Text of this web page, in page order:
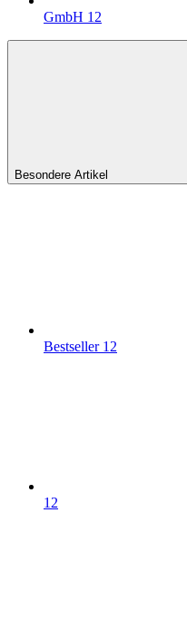
GmbH 12
Besondere Artikel
Bestseller 12
12